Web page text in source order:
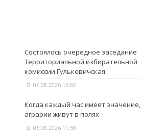
Состоялось очередное заседание
Территориальной избирательной
комиссии Гулькевичская
06.08.2026 16:02
Когда каждый час имеет значение,
аграрии живут в полях
06.08.2026 11:59